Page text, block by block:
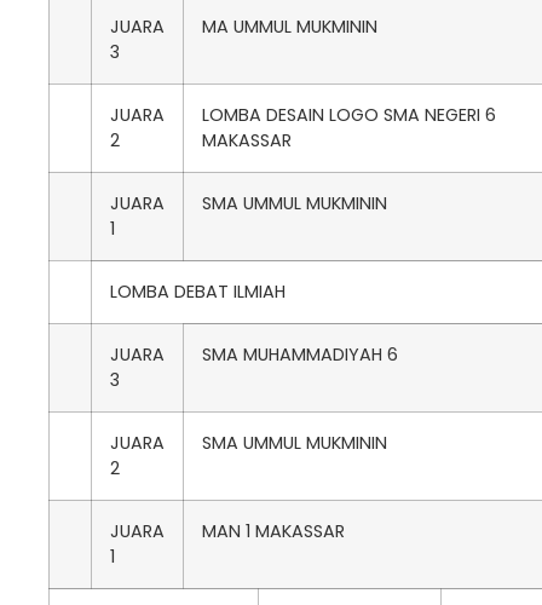
JUARA
3
MA UMMUL MUKMININ
JUARA
2
LOMBA DESAIN LOGO SMA NEGERI 6
MAKASSAR
JUARA
1
SMA UMMUL MUKMININ
LOMBA DEBAT ILMIAH
JUARA
3
SMA MUHAMMADIYAH 6
JUARA
2
SMA UMMUL MUKMININ
JUARA
1
MAN 1 MAKASSAR